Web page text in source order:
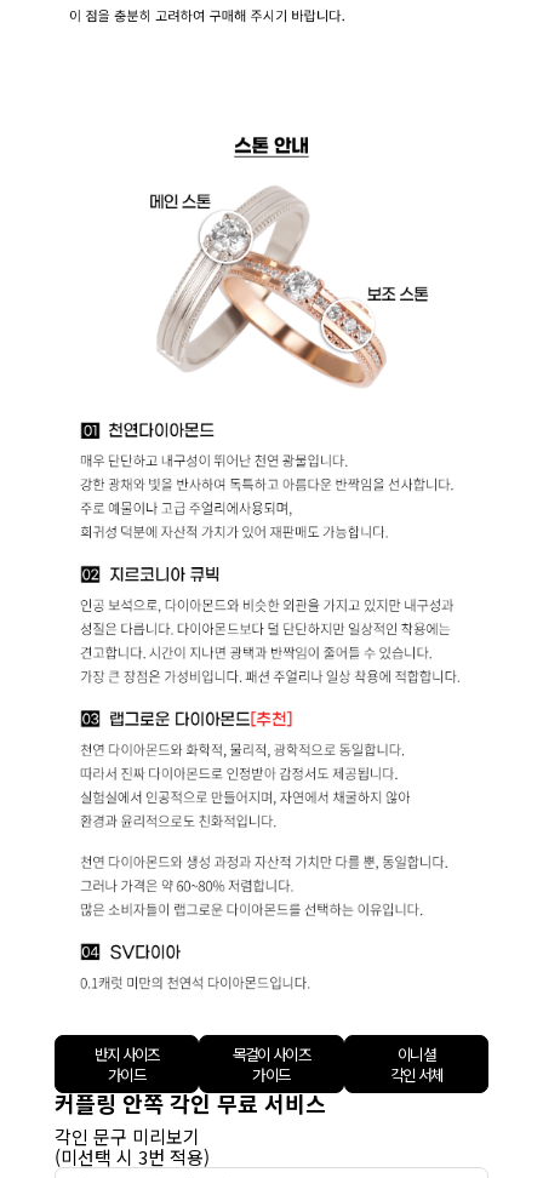
반지 사이즈
가이드
목걸이 사이즈
가이드
이니셜
각인 서체
커플링 안쪽 각인 무료 서비스
각인 문구 미리보기
(미선택 시 3번 적용)